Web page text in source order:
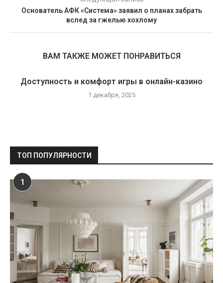
Основатель АФК «Система» заявил о планах забрать
вслед за гжелью хохлому
ВАМ ТАКЖЕ МОЖЕТ ПОНРАВИТЬСЯ
Доступность и комфорт игры в онлайн-казино
1 декабря, 2025
ТОП ПОПУЛЯРНОСТИ
1